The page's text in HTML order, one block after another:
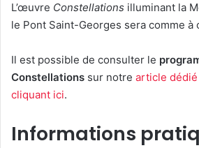
L’œuvre Constellations illuminant la
le Pont Saint-Georges sera comme à
Il est possible de consulter le
Constellations sur notre article dédié
cliquant ici.
Informations